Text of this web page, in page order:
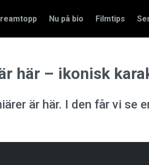
Nu på bio Filmtips
här – ikonisk
är här. I den får vi